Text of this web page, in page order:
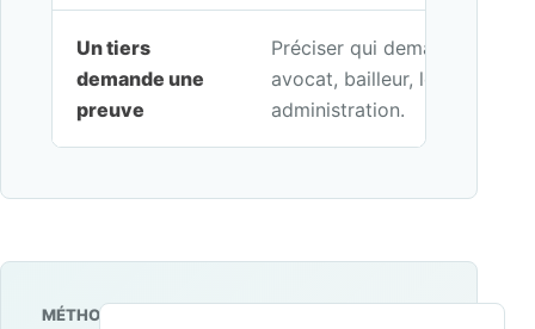
Un tiers
demande une
preuve
Préciser qui demande la
avocat, bailleur, locataire,
administration.
MÉTHODE